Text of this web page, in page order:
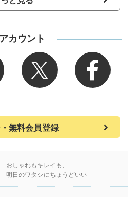
カウント
無料会員登録
おしゃれもキレイも、
明日のワタシにちょうどいい